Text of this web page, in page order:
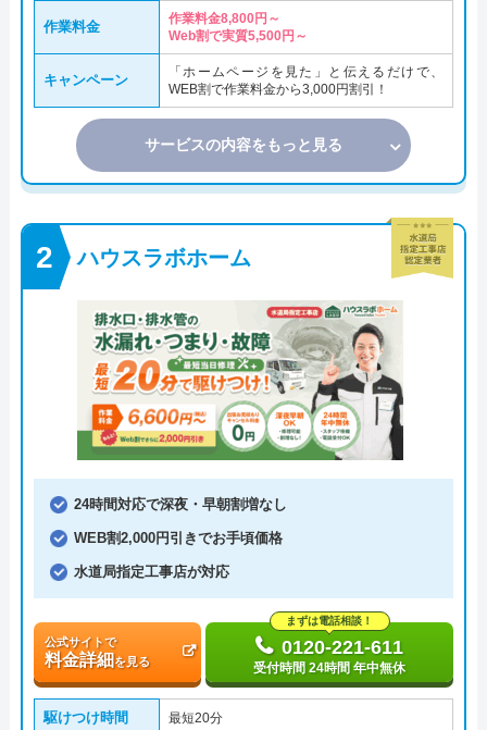
作業料金
作業料金8,800円～
Web割で実質5,500円～
キャンペーン
「ホームページを見た」と伝えるだけで、
WEB割で作業料金から3,000円割引！
サービスの内容をもっと見る
ハウスラボホーム
24時間対応で深夜・早朝割増なし
WEB割2,000円引きでお手頃価格
水道局指定工事店が対応
公式サイトで
料金詳細を見る
まずは電話相談！
0120-221-611
受付時間 24時間 年中無休
駆けつけ時間 最短20分